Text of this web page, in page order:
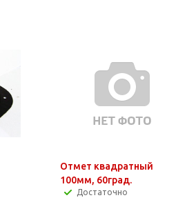
Отмет квадратный
100мм, 60град.
Достаточно